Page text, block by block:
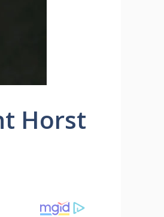
Horst